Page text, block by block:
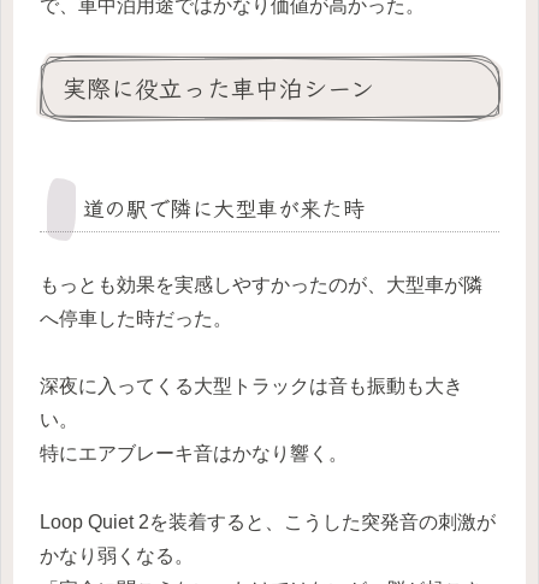
で、車中泊用途ではかなり価値が高かった。
実際に役立った車中泊シーン
道の駅で隣に大型車が来た時
もっとも効果を実感しやすかったのが、大型車が隣
へ停車した時だった。
深夜に入ってくる大型トラックは音も振動も大き
い。
特にエアブレーキ音はかなり響く。
Loop Quiet 2を装着すると、こうした突発音の刺激が
かなり弱くなる。